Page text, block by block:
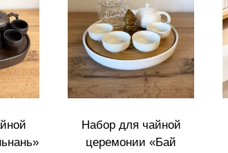
Набор для чайной
церемонии «Бай